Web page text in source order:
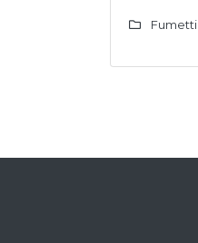
Fumetti